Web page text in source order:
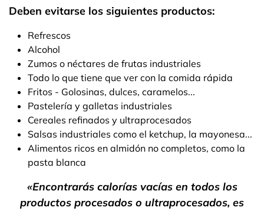
Deben evitarse los siguientes productos:
Refrescos
Alcohol
Zumos o néctares de frutas industriales
Todo lo que tiene que ver con la comida rápida
Fritos - Golosinas, dulces, caramelos...
Pastelería y galletas industriales
Cereales refinados y ultraprocesados
Salsas industriales como el ketchup, la mayonesa...​
Alimentos ricos en almidón no completos, como la
pasta blanca
«Encontrarás calorías vacías en todos los
productos procesados o ultraprocesados, es